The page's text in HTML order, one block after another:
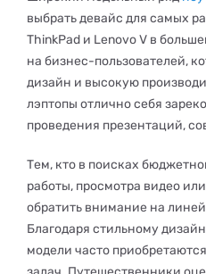
выбрать девайс для самых
ThinkPad и Lenovo V в
на бизнес-пользователей,
дизайн и высокую
лэптопы отлично себя
проведения презентаций,
Тем, кто в поисках
работы, просмотра видео
обратить внимание на
Благодаря стильному
модели часто